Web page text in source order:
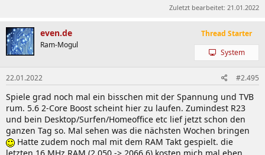
Zuletzt bearbeitet: 21.01.2022
even.de
Ram-Mogul
Thread Starter
System
22.01.2022 #2.495
Spiele grad noch mal ein bisschen mit der Spannung und TVB
rum. 5.6 2-Core Boost scheint hier zu laufen. Zumindest R23
und bein Desktop/Surfen/Homeoffice etc lief jetzt schon den
ganzen Tag so. Mal sehen was die nächsten Wochen bringen
Hatte zudem noch mal mit dem RAM Takt gespielt. die
letzten 16 MHz RAM (2.050 -> 2066.6) kosten mich mal eben